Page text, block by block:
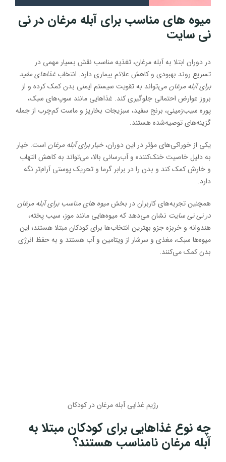
میوه های مناسب برای آبله مرغان در نی
نی سایت
در دوران ابتلا به آبله مرغان، تغذیه مناسب نقش بسیار مهمی در
تسریع روند بهبودی و کاهش علائم بیماری دارد. انتخاب غذاهای مفید
برای آبله مرغانمی‌تواند به تقویت سیستم ایمنی بدن کمک کرده و از
بروز عوارض احتمالی جلوگیری کند. غذاهایی مانند سوپ‌های سبک،
پوره سیب‌زمینی، برنج سفید، سبزیجات بخارپز و ماست کم‌چرب از جمله
گزینه‌های توصیه‌شده هستند.
یکی از خوراکی‌های مؤثر در این دوران،خیار برای آبله مرغان است. خیار
به دلیل خاصیت خنک‌کننده و آب‌رسانی بالا، می‌تواند به کاهش التهاب
و خارش کمک کند و بدن را در برابر گرما و تحریک پوستی آرام‌تر نگه
دارد.
همچنین تجربه‌های کاربران در بخشمیوه های مناسب برای آبله مرغان
در نی نی سایت نشان می‌دهد که میوه‌هایی مانند موز، سیب پخته،
هندوانه و خربزه جزو بهترین انتخاب‌ها برای کودکان مبتلا هستند؛ این
میوه‌ها سبک، مغذی و سرشار از ویتامین و آب هستند و به حفظ انرژی
بدن کمک می‌کنند.
رژیم غذایی آبله مرغان در کودکان
چه نوع غذاهایی برای کودکان مبتلا به
آبله مرغان نامناسب هستند؟